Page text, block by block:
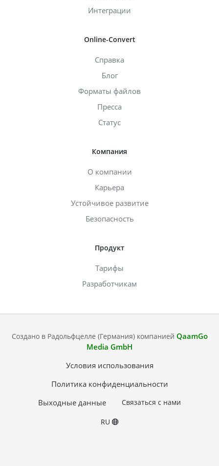
Интеграции
Online-Convert
Справка
Блог
Форматы файлов
Пресса
Статус
Компания
О компании
Карьера
Устойчивое развитие
Безопасность
Продукт
Тарифы
Разработчикам
Создано в Радольфцелле (Германия) компанией QaamGo
Media GmbH
Условия использования
Политика конфиденциальности
Выходные данные
Связаться с нами
RU